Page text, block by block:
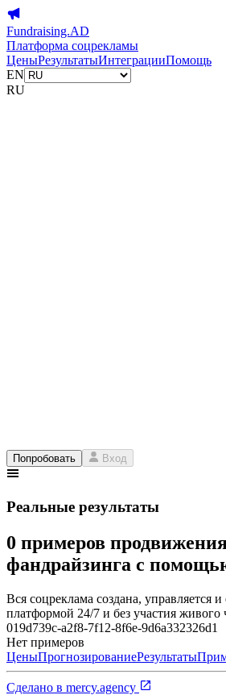
Fundraising.AD
Платформа соцрекламы
ЦеныРезультатыИнтеграцииПомощь
EN
RU
Попробовать Вход
Реальные результаты
0 примеров
фандрайзинга с
Вся соцреклама создана, управляется
платформой 24/7 и без участия живого
019d739c-a2f8-7f12-8f6e-9d6a332326d1
Нет примеров
ЦеныПрогнозированиеРезультаты
Сделано в mercy.agency